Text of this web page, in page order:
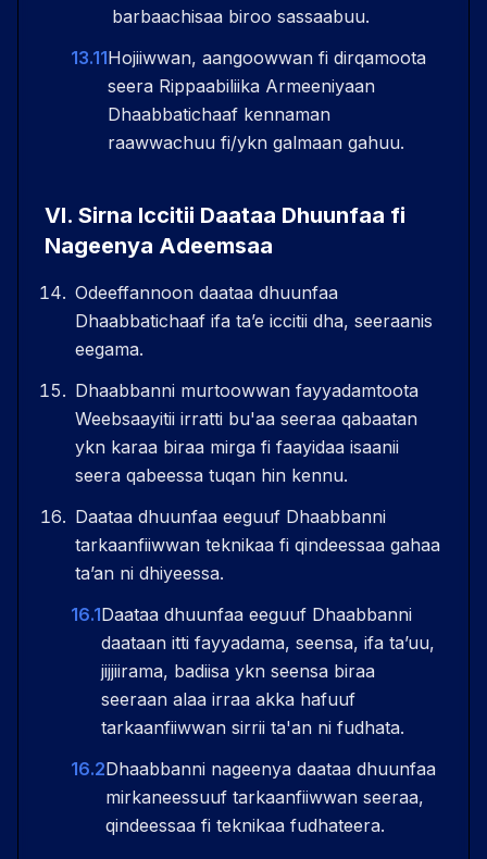
barbaachisaa biroo sassaabuu.
13.11Hojiiwwan, aangoowwan fi dirqamoota
seera Rippaabiliika Armeeniyaan
Dhaabbatichaaf kennaman
raawwachuu fi/ykn galmaan gahuu.
VI. Sirna Iccitii Daataa Dhuunfaa fi
Nageenya Adeemsaa
Odeeffannoon daataa dhuunfaa
Dhaabbatichaaf ifa taʼe iccitii dha, seeraanis
eegama.
Dhaabbanni murtoowwan fayyadamtoota
Weebsaayitii irratti bu'aa seeraa qabaatan
ykn karaa biraa mirga fi faayidaa isaanii
seera qabeessa tuqan hin kennu.
Daataa dhuunfaa eeguuf Dhaabbanni
tarkaanfiiwwan teknikaa fi qindeessaa gahaa
taʼan ni dhiyeessa.
16.1Daataa dhuunfaa eeguuf Dhaabbanni
daataan itti fayyadama, seensa, ifa taʼuu,
jijjiirama, badiisa ykn seensa biraa
seeraan alaa irraa akka hafuuf
tarkaanfiiwwan sirrii ta'an ni fudhata.
16.2Dhaabbanni nageenya daataa dhuunfaa
mirkaneessuuf tarkaanfiiwwan seeraa,
qindeessaa fi teknikaa fudhateera.